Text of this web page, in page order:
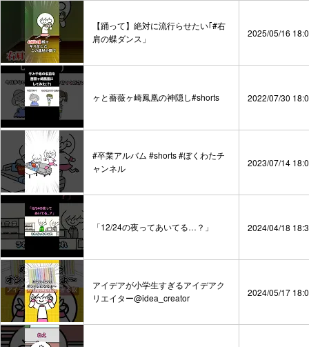
【踊って】絶対に流行らせたい｢#右
肩の蝶ダンス」
2025/05/16
ヶと薔薇ヶ崎鳳凰の神隠し#shorts 2022/07/30
#卒業アルバム #shorts #ぼくわたチ
ャンネル
2023/07/14
「12/24の夜ってあいてる…？」 2024/04/18
アイデアが小学生すぎるアイデアク
リエイター@idea_creator
2024/05/17